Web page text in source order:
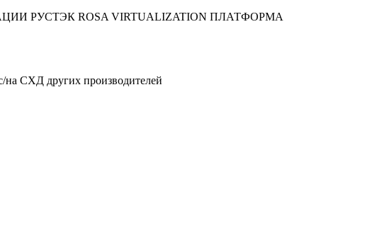
РУСТЭК ROSA VIRTUALIZATION ПЛАТФОРМА
СХД других производителей